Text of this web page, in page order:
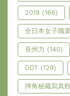
2019 (166)
全日本女子職
長州力 (140)
DDT (129)
摔角秘藏寫真